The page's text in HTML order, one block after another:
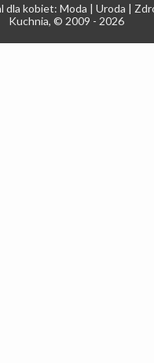
dla kobiet: Moda | Uroda |
Kuchnia, © 2009 - 2026